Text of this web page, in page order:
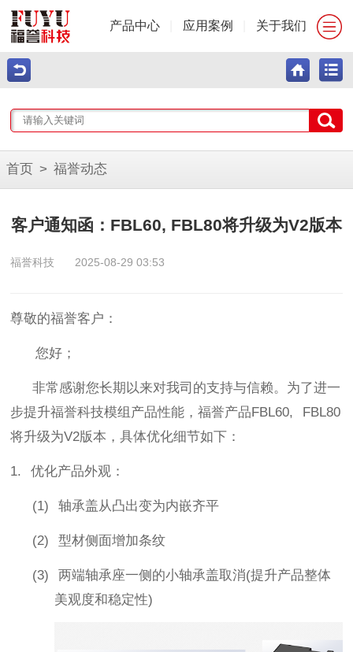
产品中心 应用案例 关于我们
首页 > 福誉动态
客户通知函：FBL60, FBL80将升级为V2版本
福誉科技 2025-08-29 03:53
尊敬的福誉客户：
您好 ；
非常感谢您长期以来对我司的支持与信赖。 为了进一
步提升福誉科技模组产品性能，福誉产品FBL60, FBL80
将升级为V2版本，具体优化细节如下：
1. 优化产品外观：
(1) 轴承盖从凸出变为内嵌齐平
(2) 型材侧面增加条纹
(3) 两端轴承座一侧的小轴承盖取消(提升产品整体
美观度和稳定性)